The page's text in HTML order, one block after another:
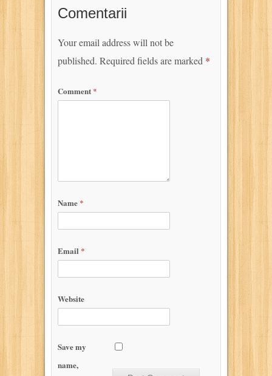
Comentarii
Your email address will not be
published. Required fields are marked *
Comment *
Name *
Email *
Website
Save my
name,